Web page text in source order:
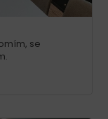
se